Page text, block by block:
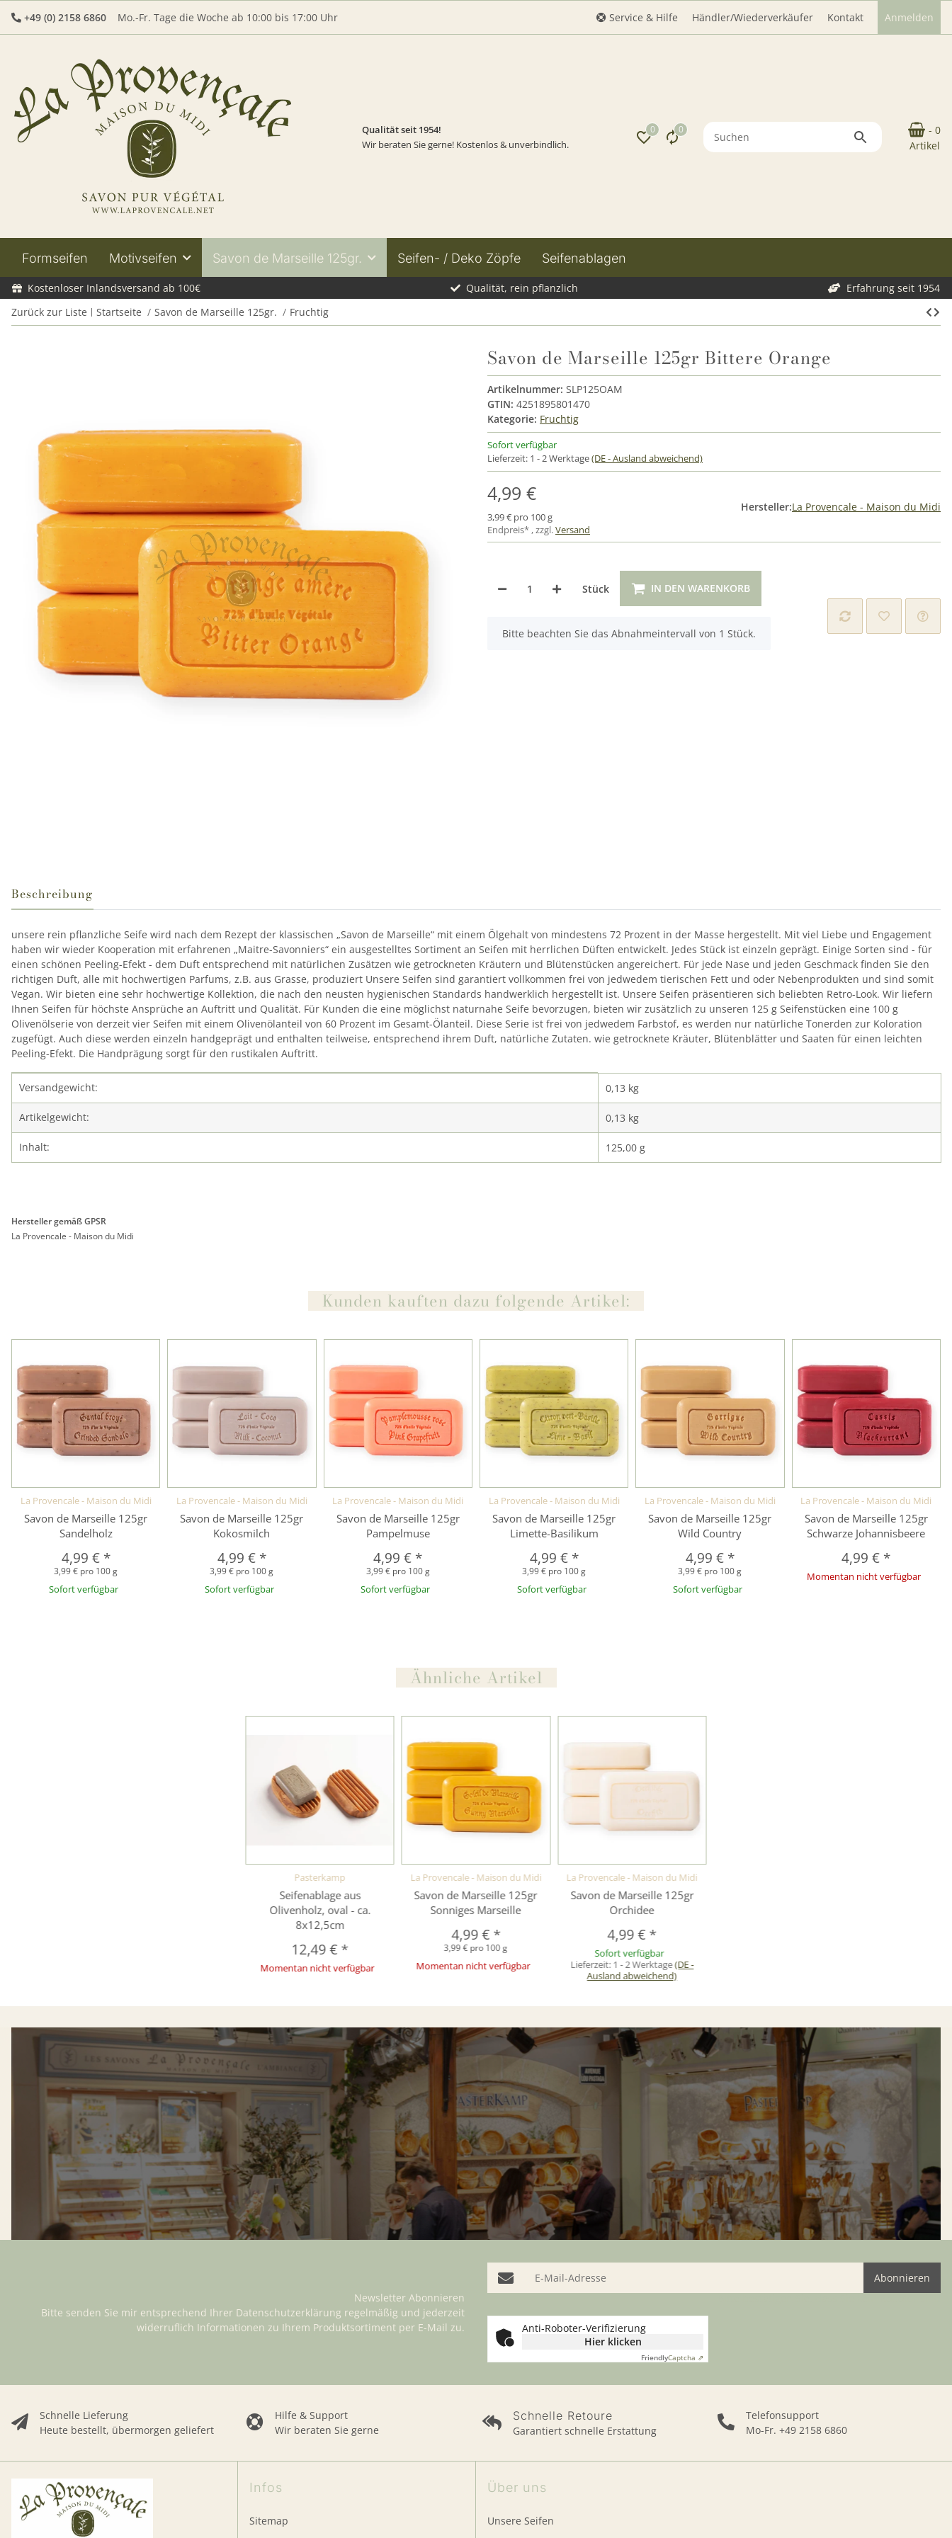
+49 (0) 2158 6860 Mo.-Fr. Tage die Woche ab 10:00 bis 17:00 Uhr Service & Hilfe Händler/Wiederverkäufer Kontakt Anmelden
Qualität seit 1954!
Wir beraten Sie gerne! Kostenlos & unverbindlich.
0 0
- 0
Artikel
Formseifen Motivseifen Savon de Marseille 125gr. Seifen- / Deko Zöpfe Seifenablagen
Kostenloser Inlandsversand ab 100€ Qualität, rein pflanzlich
Erfahrung seit 1954
Zurück zur Liste
Startseite Savon de Marseille 125gr. Fruchtig
Savon de Marseille 125gr Bittere Orange
Artikelnummer: SLP125OAM
GTIN: 4251895801470
Kategorie: Fruchtig
Sofort verfügbar
Lieferzeit: 1 - 2 Werktage(DE - Ausland abweichend)
4,99 €
3,99 € pro 100 g
Endpreis* , zzgl.Versand
Hersteller:La Provencale - Maison du Midi
Stück IN DEN WARENKORB
x
Bitte beachten Sie das Abnahmeintervall von 1 Stück.
Beschreibung
unsere rein pflanzliche Seife wird nach dem Rezept der klassischen „Savon de Marseille“ mit einem Ölgehalt von mindestens 72 Prozent in der Masse hergestellt. Mit viel Liebe und Engagement
haben wir wieder Kooperation mit erfahrenen „Maitre-Savonniers“ ein ausgestelltes Sortiment an Seifen mit herrlichen Düften entwickelt. Jedes Stück ist einzeln geprägt. Einige Sorten sind - für
einen schönen Peeling-Efekt - dem Duft entsprechend mit natürlichen Zusätzen wie getrockneten Kräutern und Blütenstücken angereichert. Für jede Nase und jeden Geschmack finden Sie den
richtigen Duft, alle mit hochwertigen Parfums, z.B. aus Grasse, produziert Unsere Seifen sind garantiert vollkommen frei von jedwedem tierischen Fett und oder Nebenprodukten und sind somit
Vegan. Wir bieten eine sehr hochwertige Kollektion, die nach den neusten hygienischen Standards handwerklich hergestellt ist. Unsere Seifen präsentieren sich beliebten Retro-Look. Wir liefern
Ihnen Seifen für höchste Ansprüche an Auftritt und Qualität. Für Kunden die eine möglichst naturnahe Seife bevorzugen, bieten wir zusätzlich zu unseren 125 g Seifenstücken eine 100 g
Olivenölserie von derzeit vier Seifen mit einem Olivenölanteil von 60 Prozent im Gesamt-Ölanteil. Diese Serie ist frei von jedwedem Farbstof, es werden nur natürliche Tonerden zur Koloration
zugefügt. Auch diese werden einzeln handgeprägt und enthalten teilweise, entsprechend ihrem Duft, natürliche Zutaten. wie getrocknete Kräuter, Blütenblätter und Saaten für einen leichten
Peeling-Efekt. Die Handprägung sorgt für den rustikalen Auftritt.
Produkteigenschaft
Wert
Versandgewicht: 0,13 kg
Artikelgewicht: 0,13 kg
Inhalt: 125,00 g
Hersteller gemäß GPSR
La Provencale - Maison du Midi
Kunden kauften dazu folgende Artikel:
La Provencale - Maison du Midi
Savon de Marseille 125gr
Sandelholz
4,99 € *
3,99 € pro 100 g
Sofort verfügbar
La Provencale - Maison du Midi
Savon de Marseille 125gr
Kokosmilch
4,99 € *
3,99 € pro 100 g
Sofort verfügbar
La Provencale - Maison du Midi
Savon de Marseille 125gr
Pampelmuse
4,99 € *
3,99 € pro 100 g
Sofort verfügbar
La Provencale - Maison du Midi
Savon de Marseille 125gr
Limette-Basilikum
4,99 € *
3,99 € pro 100 g
Sofort verfügbar
La Provencale - Maison du Midi
Savon de Marseille 125gr
Wild Country
4,99 € *
3,99 € pro 100 g
Sofort verfügbar
La Provencale - Maison du Midi
Savon de Marseille 125gr
Schwarze Johannisbeere
4,99 € *
Momentan nicht verfügbar
Ähnliche Artikel
Pasterkamp
Seifenablage aus
Olivenholz, oval - ca.
8x12,5cm
12,49 € *
Momentan nicht verfügbar
La Provencale - Maison du Midi
Savon de Marseille 125gr
Sonniges Marseille
4,99 € *
3,99 € pro 100 g
Momentan nicht verfügbar
La Provencale - Maison du Midi
Savon de Marseille 125gr
Orchidee
4,99 € *
Sofort verfügbar
Lieferzeit:1 - 2 Werktage(DE -
Ausland abweichend)
Schnelle Lieferung
Heute bestellt, übermorgen geliefert
Hilfe & Support
Wir beraten Sie gerne
Schnelle Retoure
Garantiert schnelle Erstattung
Telefonsupport
Mo-Fr. +49 2158 6860
Newsletter Abonnieren
Bitte senden Sie mir entsprechend Ihrer Datenschutzerklärung regelmäßig und jederzeit
widerruflich Informationen zu Ihrem Produktsortiment per E-Mail zu.
E-Mail-Adresse
Abonnieren
Anti-Roboter-Verifizierung
Hier klicken
FriendlyCaptcha ⇗
Infos
Sitemap
Über uns
Unsere Seifen